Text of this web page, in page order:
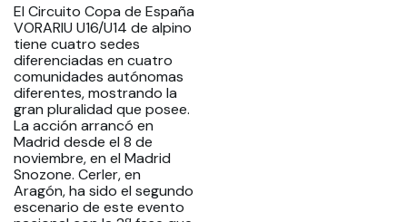
El Circuito Copa de España
VORARIU U16/U14 de alpino
tiene cuatro sedes
diferenciadas en cuatro
comunidades autónomas
diferentes, mostrando la
gran pluralidad que posee.
La acción arrancó en
Madrid desde el 8 de
noviembre, en el Madrid
Snozone. Cerler, en
Aragón, ha sido el segundo
escenario de este evento